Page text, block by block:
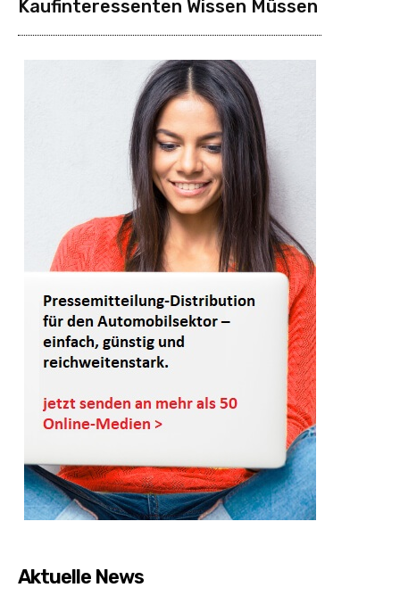
Kaufinteressenten Wissen Müssen
Aktuelle News